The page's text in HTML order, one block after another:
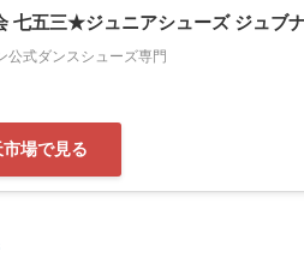
七五三★ジュニアシューズ ジュブ
公式ダンスシューズ専門
場で見る